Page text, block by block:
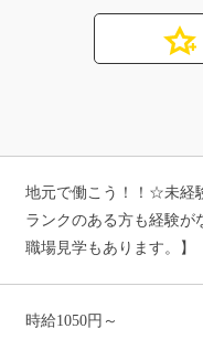
地元で働こう！！☆未経
ランクのある方も経験が
職場見学もあります。】
時給1050円～